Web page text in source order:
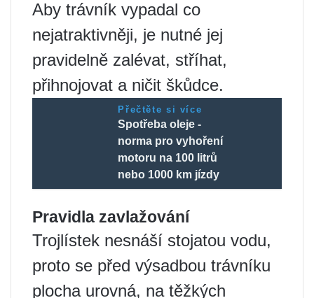
Aby trávník vypadal co
nejatraktivněji, je nutné jej
pravidelně zalévat, stříhat,
přihnojovat a ničit škůdce.
Přečtěte si více
Spotřeba oleje -
norma pro vyhoření
motoru na 100 litrů
nebo 1000 km jízdy
Pravidla zavlažování
Trojlístek nesnáší stojatou vodu,
proto se před výsadbou trávníku
plocha urovná, na těžkých